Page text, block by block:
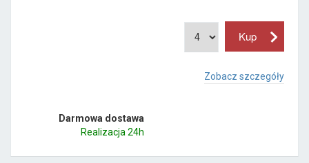
Zobacz szczegóły
Darmowa dostawa
Realizacja 24h